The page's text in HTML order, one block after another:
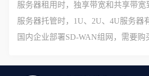
服务器托管时，1U、2U、4U服务器